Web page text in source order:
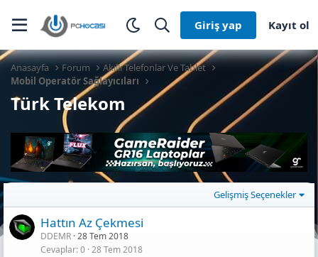
Giriş yap Kayıt ol
Anasayfa Forum
Akıllı Telefonlar Ve Tablet
Mobil Operatör Sağlayıcıları
Türk Telekom
Gelişmiş Seçenekler
Hattın Az Çekmesi
DDEMR 28 Tem 2018
Cevaplar 0 28 Tem 2018